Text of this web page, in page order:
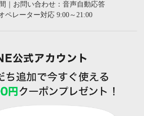
｜お問い合わせ：音声自動応答
ペレーター対応 9:00～21:00